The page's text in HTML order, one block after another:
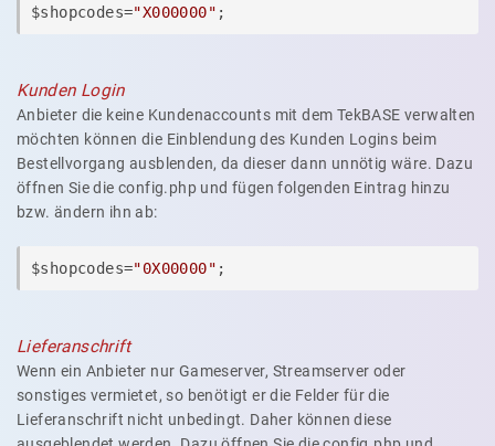
$shopcodes="X000000" ;
Kunden Login
Anbieter die keine Kundenaccounts mit dem TekBASE verwalten
möchten können die Einblendung des Kunden Logins beim
Bestellvorgang ausblenden, da dieser dann unnötig wäre. Dazu
öffnen Sie die config.php und fügen folgenden Eintrag hinzu
bzw. ändern ihn ab:
$shopcodes="0X00000" ;
Lieferanschrift
Wenn ein Anbieter nur Gameserver, Streamserver oder
sonstiges vermietet, so benötigt er die Felder für die
Lieferanschrift nicht unbedingt. Daher können diese